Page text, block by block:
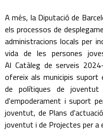
A més, la Diputació de
els processos de
administracions locals per
vida de les persones
Al Catàleg de serveis
ofereix als municipis suport
de polítiques de
d'empoderament i suport
joventut, de Plans
joventut i de Projectes per a